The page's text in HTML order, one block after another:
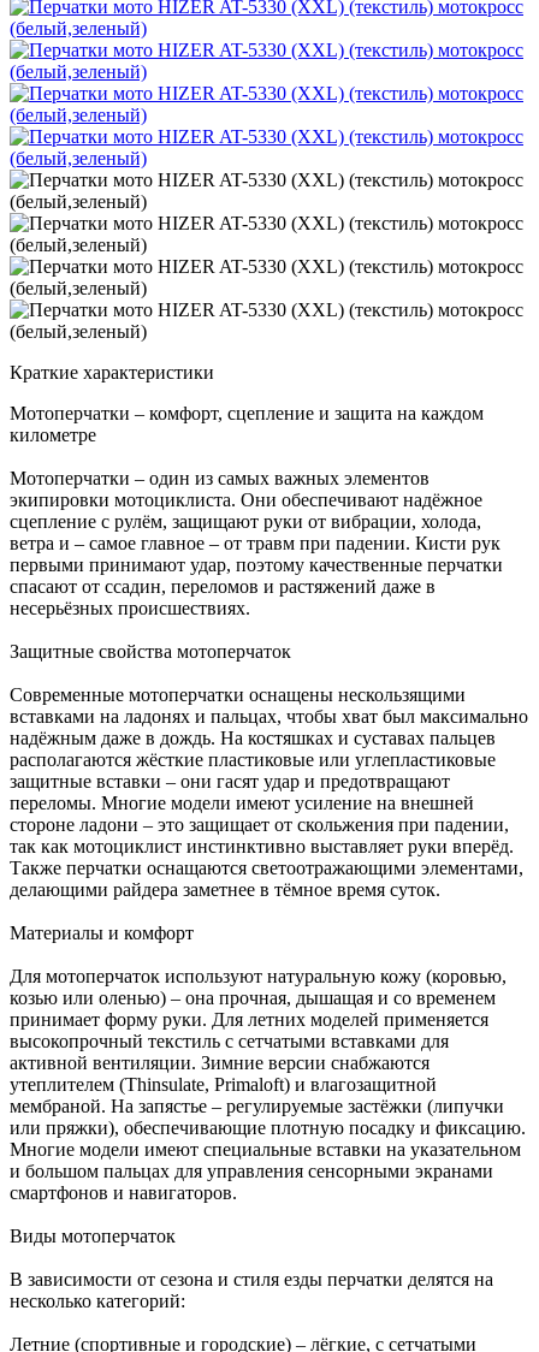
Краткие характеристики
Мотоперчатки – комфорт, сцепление и защита на каждом
километре
Мотоперчатки – один из самых важных элементов
экипировки мотоциклиста. Они обеспечивают надёжное
сцепление с рулём, защищают руки от вибрации, холода,
ветра и – самое главное – от травм при падении. Кисти рук
первыми принимают удар, поэтому качественные перчатки
спасают от ссадин, переломов и растяжений даже в
несерьёзных происшествиях.
Защитные свойства мотоперчаток
Современные мотоперчатки оснащены нескользящими
вставками на ладонях и пальцах, чтобы хват был максимально
надёжным даже в дождь. На костяшках и суставах пальцев
располагаются жёсткие пластиковые или углепластиковые
защитные вставки – они гасят удар и предотвращают
переломы. Многие модели имеют усиление на внешней
стороне ладони – это защищает от скольжения при падении,
так как мотоциклист инстинктивно выставляет руки вперёд.
Также перчатки оснащаются светоотражающими элементами,
делающими райдера заметнее в тёмное время суток.
Материалы и комфорт
Для мотоперчаток используют натуральную кожу (коровью,
козью или оленью) – она прочная, дышащая и со временем
принимает форму руки. Для летних моделей применяется
высокопрочный текстиль с сетчатыми вставками для
активной вентиляции. Зимние версии снабжаются
утеплителем (Thinsulate, Primaloft) и влагозащитной
мембраной. На запястье – регулируемые застёжки (липучки
или пряжки), обеспечивающие плотную посадку и фиксацию.
Многие модели имеют специальные вставки на указательном
и большом пальцах для управления сенсорными экранами
смартфонов и навигаторов.
Виды мотоперчаток
В зависимости от сезона и стиля езды перчатки делятся на
несколько категорий:
Летние (спортивные и городские) – лёгкие, с сетчатыми